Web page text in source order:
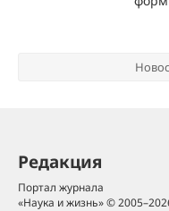
Редакция
Портал журнала
«Наука и жизнь» ©